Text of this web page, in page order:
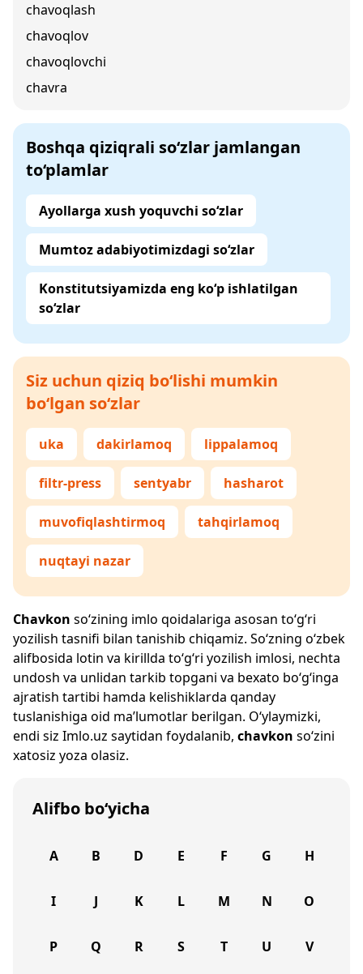
chavoqlash
chavoqlov
chavoqlovchi
chavra
Boshqa qiziqrali so‘zlar jamlangan
to‘plamlar
Ayollarga xush yoquvchi so‘zlar
Mumtoz adabiyotimizdagi so‘zlar
Konstitutsiyamizda eng ko‘p ishlatilgan
so‘zlar
Siz uchun qiziq bo‘lishi mumkin
bo‘lgan so‘zlar
uka dakirlamoq lippalamoq
filtr-press sentyabr hasharot
muvofiqlashtirmoq tahqirlamoq
nuqtayi nazar
Chavkon so‘zining imlo qoidalariga asosan to‘g‘ri
yozilish tasnifi bilan tanishib chiqamiz. So‘zning o‘zbek
alifbosida lotin va kirillda to‘g‘ri yozilish imlosi, nechta
undosh va unlidan tarkib topgani va bexato bo‘g‘inga
ajratish tartibi hamda kelishiklarda qanday
tuslanishiga oid ma’lumotlar berilgan. O‘ylaymizki,
endi siz Imlo.uz saytidan foydalanib, chavkon so‘zini
xatosiz yoza olasiz.
Alifbo bo‘yicha
A B D E F G H
I J K L M N O
P Q R S T U V